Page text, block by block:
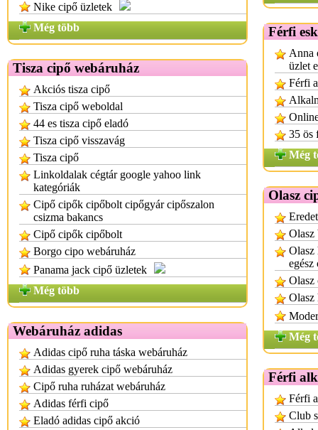
Nike cipő üzletek
Még több
Tisza cipő webáruház
Akciós tisza cipő
Tisza cipő weboldal
44 es tisza cipő eladó
Tisza cipő visszavág
Tisza cipő
Linkoldalak cégtár google yahoo link
kategóriák
Cipő cipők cipőbolt cipőgyár cipőszalon
csizma bakancs
Cipő cipők cipőbolt
Borgo cipo webáruház
Panama jack cipő üzletek
Még több
Webáruház adidas
Adidas cipő ruha táska webáruház
Adidas gyerek cipő webáruház
Cipő ruha ruházat webáruház
Adidas férfi cipő
Eladó adidas cipő akció
Férfi
Anna
üzlet
Férfi
35 ös
Még
Olasz
Olasz
Olasz
egész
Olasz
Olasz
Még
Férfi
Férfi
Club